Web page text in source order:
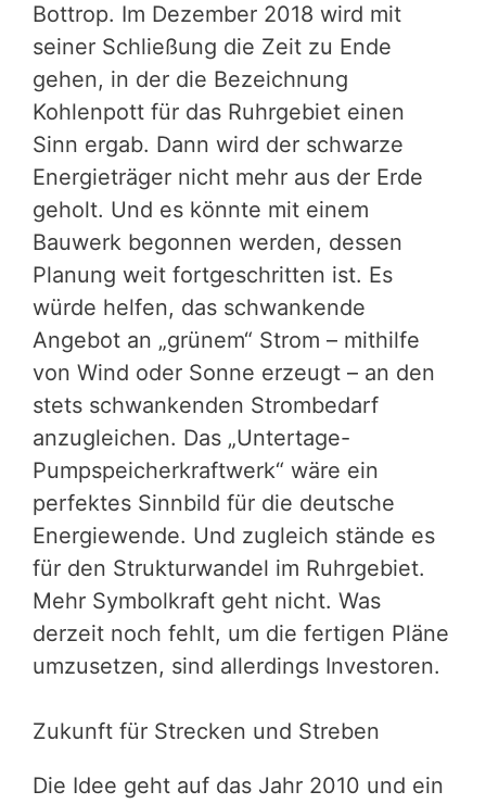
Bottrop. Im Dezember 2018 wird mit
seiner Schließung die Zeit zu Ende
gehen, in der die Bezeichnung
Kohlenpott für das Ruhrgebiet einen
Sinn ergab. Dann wird der schwarze
Energieträger nicht mehr aus der Erde
geholt. Und es könnte mit einem
Bauwerk begonnen werden, dessen
Planung weit fortgeschritten ist. Es
würde helfen, das schwankende
Angebot an „grünem“ Strom – mithilfe
von Wind oder Sonne erzeugt – an den
stets schwankenden Strombedarf
anzugleichen. Das „Untertage-
Pumpspeicherkraftwerk“ wäre ein
perfektes Sinnbild für die deutsche
Energiewende. Und zugleich stände es
für den Strukturwandel im Ruhrgebiet.
Mehr Symbolkraft geht nicht. Was
derzeit noch fehlt, um die fertigen Pläne
umzusetzen, sind allerdings Investoren.
Zukunft für Strecken und Streben
Die Idee geht auf das Jahr 2010 und ein